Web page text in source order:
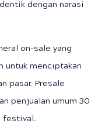
dengan narasi
on-sale yang
untuk menciptakan
pasar. Presale
penjualan umum 30
festival.